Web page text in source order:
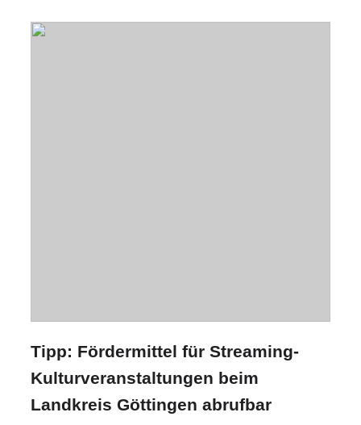
Tipp: Fördermittel für Streaming-
Kulturveranstaltungen beim
Landkreis Göttingen abrufbar